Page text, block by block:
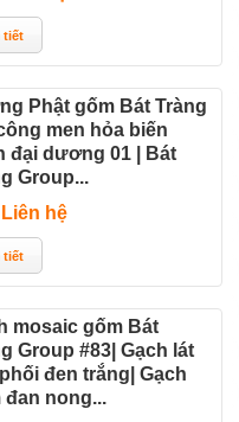
Phật gốm Bát Tràng
men hỏa biến
đại dương 01 | Bát
Group...
hệ
mosaic gốm Bát
Group #83| Gạch lát
đen trắng| Gạch
đan nong...